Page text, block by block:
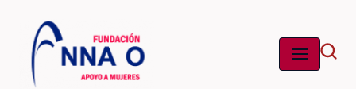
Saltar
contenido